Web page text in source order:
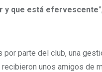
y que está efervescente
parte del club, una
unos amigos de